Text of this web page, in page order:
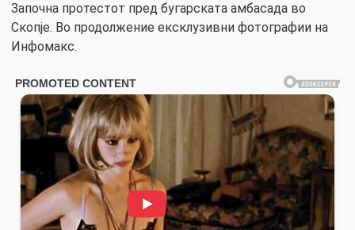
Започна протестот пред бугарската амбасада во
Скопје. Во продолжение ексклузивни фотографии на
Инфомакс.